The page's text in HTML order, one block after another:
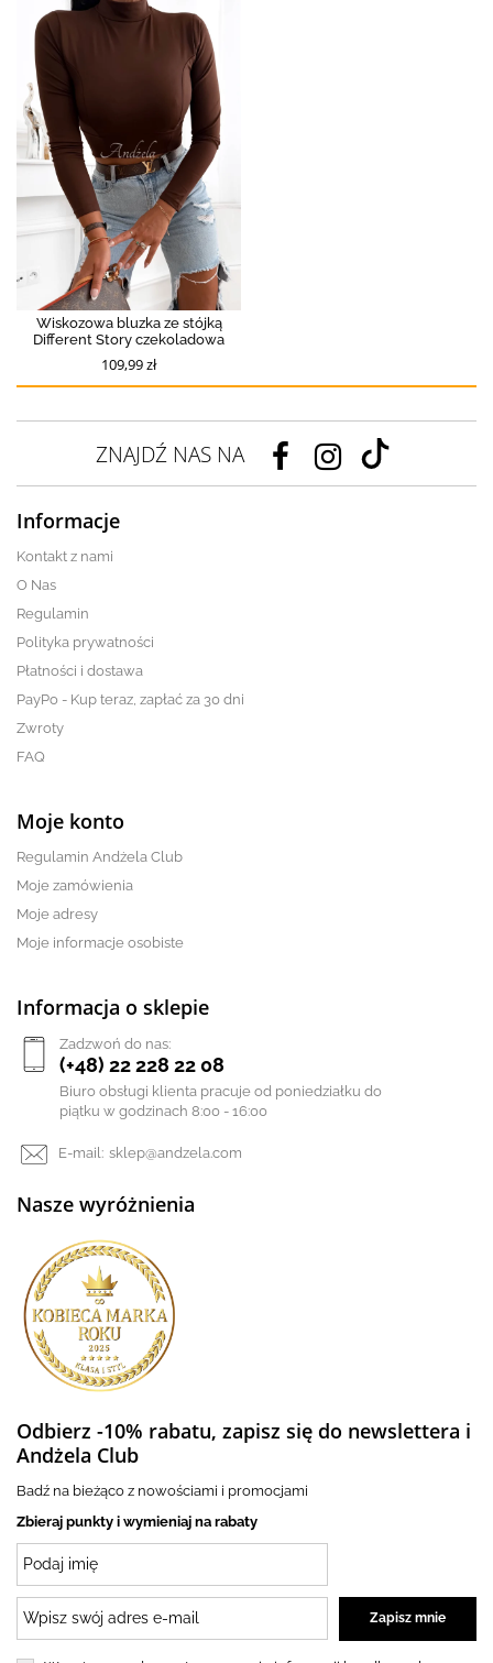
Wiskozowa bluzka ze stójką
Different Story czekoladowa
109,99 zł
ZNAJDŹ NAS NA
Informacje
Kontakt z nami
O Nas
Regulamin
Polityka prywatności
Płatności i dostawa
PayPo - Kup teraz, zapłać za 30 dni
Zwroty
FAQ
Moje konto
Regulamin Andżela Club
Moje zamówienia
Moje adresy
Moje informacje osobiste
Informacja o sklepie
Zadzwoń do nas:
(+48) 22 228 22 08
Biuro obsługi klienta pracuje od poniedziałku do
piątku w godzinach 8:00 - 16:00
E-mail: sklep@andzela.com
Nasze wyróżnienia
Odbierz -10% rabatu, zapisz się do newslettera i
Andżela Club
Badź na bieżąco z nowościami i promocjami
Zbieraj punkty i wymieniaj na rabaty